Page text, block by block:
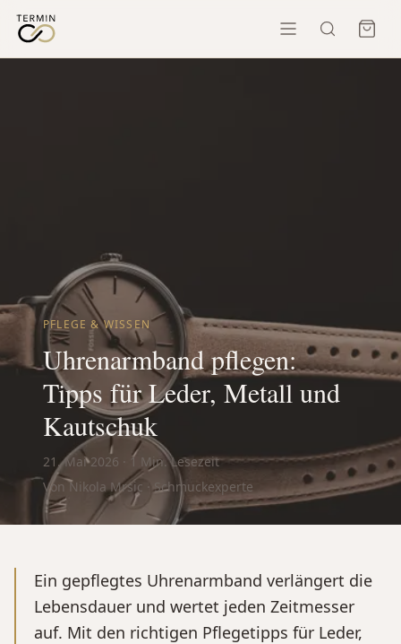
PFLEGE & WISSEN
Uhrenarmband pflegen:
Tipps für Leder, Metall und
Kautschuk
21. Mai 2026 · 1 Min. Lesezeit
Von Nikola Mrsic · Schmuckexperte
Ein gepflegtes Uhrenarmband verlängert die
Lebensdauer und wertet jeden Zeitmesser
auf. Mit den richtigen Pflegetipps für Leder,